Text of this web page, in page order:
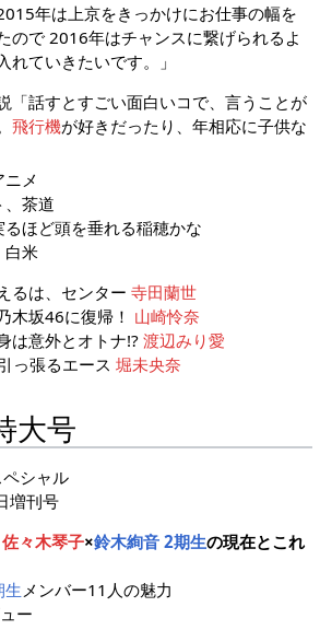
年は上京をきっかけにお仕事の幅を
ので 2016年はチャンスに繋げられるよ
れていきたいです。」
「話すとすごい面白いコで、言うことが
飛行機が好きだったり、年相応に子供な
メ
、茶道
ほど頭を垂れる稲穂かな
白米
るは、センター寺田蘭世
木坂46に復帰！ 山崎怜奈
は意外とオトナ!?渡辺みり愛
っ張るエース堀未央奈
大号
シャル
増刊号
佐々木琴子×鈴木絢音 2期生の現在とこれ
生メンバー11人の魅力
ー